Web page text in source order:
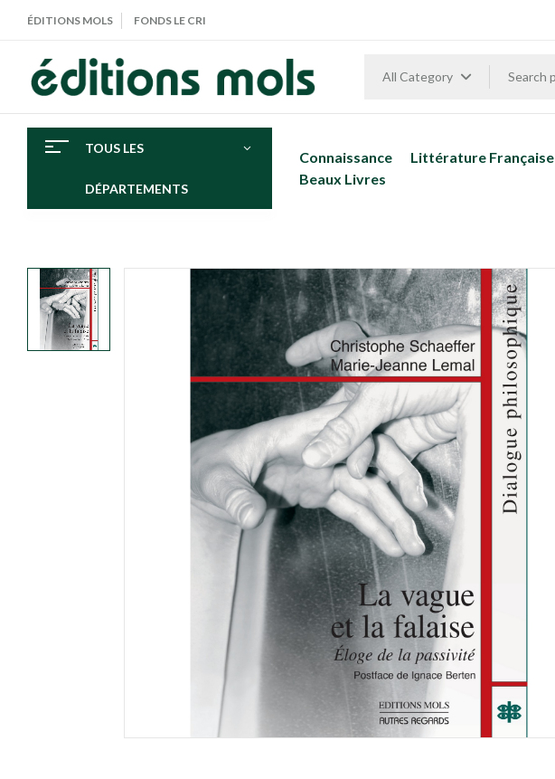
ÉDITIONS MOLS FONDS LE CRI
All Category
TOUS LES
DÉPARTEMENTS
Connaissance Littérature Française
Beaux Livres